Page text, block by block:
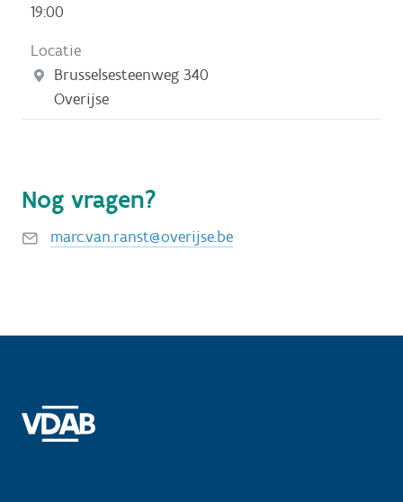
19:00
Brusselsesteenweg 340
Overijse
Nog vragen?
marc.van.ranst@overijse.be